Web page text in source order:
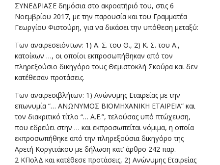
ΣΥΝΕΔΡΙΑΣΕ δημόσια στο ακροατήριό του, στις 6
Νοεμβρίου 2017, με την παρουσία και του Γραμματέα
Γεωργίου Φιστούρη, για να δικάσει την υπόθεση μεταξύ:
Των αναιρεσειόντων: 1) Α. Σ. του Θ., 2) Κ. Σ. του Α.,
κατοίκων …, οι οποίοι εκπροσωπήθηκαν από τον
πληρεξούσιο δικηγόρο τους Θεμιστοκλή Σκούρα και δεν
κατέθεσαν προτάσεις.
Των αναιρεσιβλήτων: 1) Ανώνυμης Εταιρείας με την
επωνυμία “… ΑΝΩΝΥΜΟΣ ΒΙΟΜΗΧΑΝΙΚΗ ΕΤΑΙΡΕΙΑ” και
τον διακριτικό τίτλο “… Α.Ε.”, τελούσας υπό πτώχευση,
που εδρεύει στην … και εκπροσωπείται νόμιμα, η οποία
εκπροσωπήθηκε από την πληρεξούσια δικηγόρο της
Αρετή Κοργιτάκου με δήλωση κατ’ άρθρο 242 παρ.
2 ΚΠολΔ και κατέθεσε προτάσεις, 2) Ανώνυμης Εταιρείας